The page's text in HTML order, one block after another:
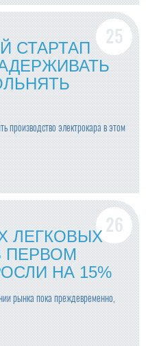
СТАРТАП
производство электрокара в этом
ЛЕГКОВЫХ
ПЕРВОМ
НА 15%
рынка пока преждевременно,